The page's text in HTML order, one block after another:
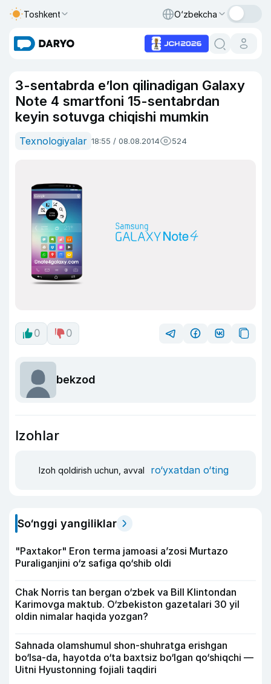
Toshkent O‘zbekcha
3-sentabrda e’lon qilinadigan Galaxy
Note 4 smartfoni 15-sentabrdan
keyin sotuvga chiqishi mumkin
Texnologiyalar 18:55 / 08.08.2014 524
0 0
bekzod
Izohlar
Izoh qoldirish uchun, avval ro‘yxatdan o‘ting
So‘nggi yangiliklar
"Paxtakor" Eron terma jamoasi a’zosi Murtazo
Puraliganjini o‘z safiga qo‘shib oldi
Chak Norris tan bergan o‘zbek va Bill Klintondan
Karimovga maktub. O‘zbekiston gazetalari 30 yil
oldin nimalar haqida yozgan?
Sahnada olamshumul shon-shuhratga erishgan
bo‘lsa-da, hayotda o‘ta baxtsiz bo‘lgan qo‘shiqchi —
Uitni Hyustonning fojiali taqdiri